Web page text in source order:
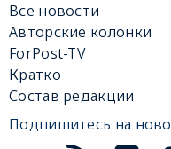
Все новости
Авторские колонки
ForPost-TV
Кратко
Состав редакции
Подпишитесь на